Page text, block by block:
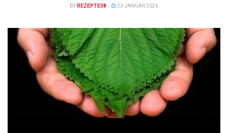
BY REZEPTE38 23 JANUAR 2026